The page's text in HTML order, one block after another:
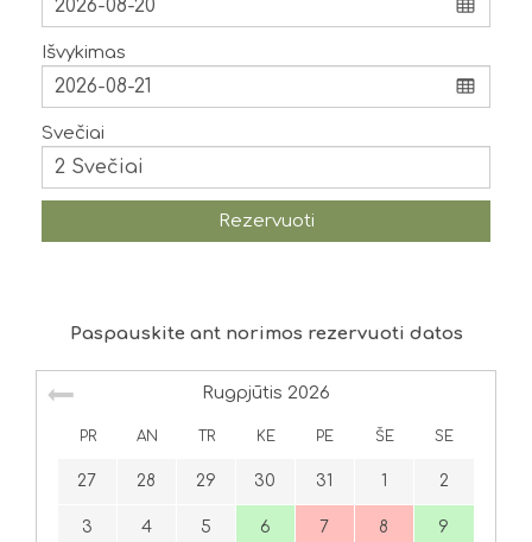
Išvykimas
Svečiai
Rezervuoti
Paspauskite ant norimos rezervuoti datos
Rugpjūtis 2026
PR AN TR KE PE ŠE SE
27 28 29 30 31 1 2
3 4 5 6 7 8 9